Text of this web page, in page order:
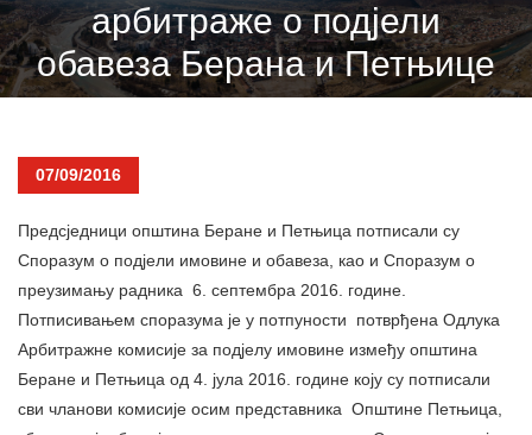
арбитраже о подјели
обавеза Берана и Петњице
07/09/2016
Предсједници општина Беране и Петњица потписали су
Споразум о подјели имовине и обавеза, као и Споразум о
преузимању радника 6. септембра 2016. године.
Потписивањем споразума је у потпуности потврђена Одлука
Арбитражне комисије за подјелу имовине између општина
Беране и Петњица од 4. јула 2016. године коју су потписали
сви чланови комисије осим представника Општине Петњица,